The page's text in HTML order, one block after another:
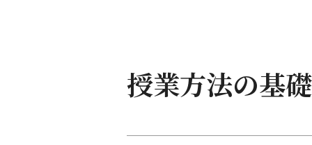
授業方法の基礎